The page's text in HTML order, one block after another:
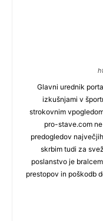
Glavni urednik
izkušnjami v
strokovnim
pro-stave.com
predogledov
skrbim tudi za
poslanstvo je
prestopov in poškodb